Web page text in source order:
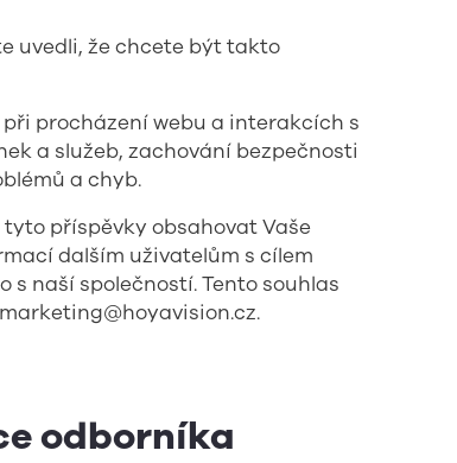
uvedli, že chcete být takto
procházení webu a interakcích s
a služeb, zachování bezpečnosti
a chyb.
příspěvky obsahovat Vaše
dalším uživatelům s cílem
naší společností. Tento souhlas
marketing@hoyavision.cz.
odborníka